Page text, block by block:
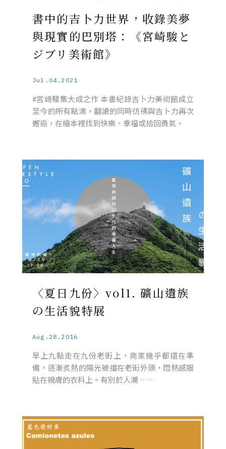
書中的吉卜力世界，收錄美夢
與現實的巴別塔：《宮崎駿と
ジブリ美術館》
Jul.04.2021
#宮崎駿集大成之作 本書紀錄吉卜力美術館成立
至今的所有點滴，翻讀的同時彷彿與吉卜力再次
邂逅，在繪本裡找到快樂、幸福或拾回勇氣。
〈夏日九份〉vol1. 礦山遺族
の生活貌特展
Aug.28.2016
早上九點走在九份老街上，商家幾乎都還在準
備，逐漸炙熱的陽光被擋在老街外頭，悶熱感服
貼在親膚的衣料上。有別於人潮 ……